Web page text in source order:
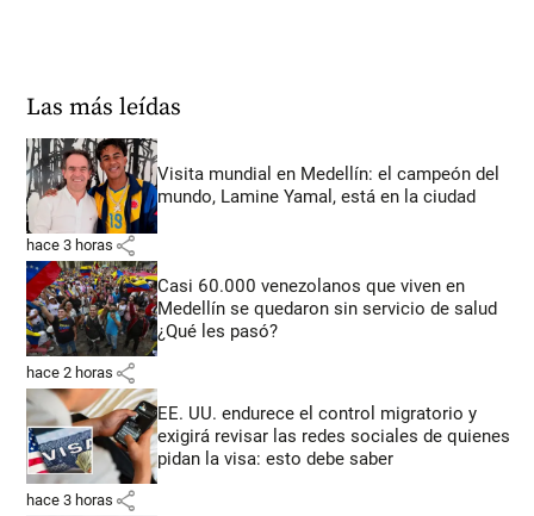
Las más leídas
Visita mundial en Medellín: el campeón del
mundo, Lamine Yamal, está en la ciudad
hace 3 horas share
Casi 60.000 venezolanos que viven en
Medellín se quedaron sin servicio de salud
¿Qué les pasó?
hace 2 horas share
EE. UU. endurece el control migratorio y
exigirá revisar las redes sociales de quienes
pidan la visa: esto debe saber
hace 3 horas share